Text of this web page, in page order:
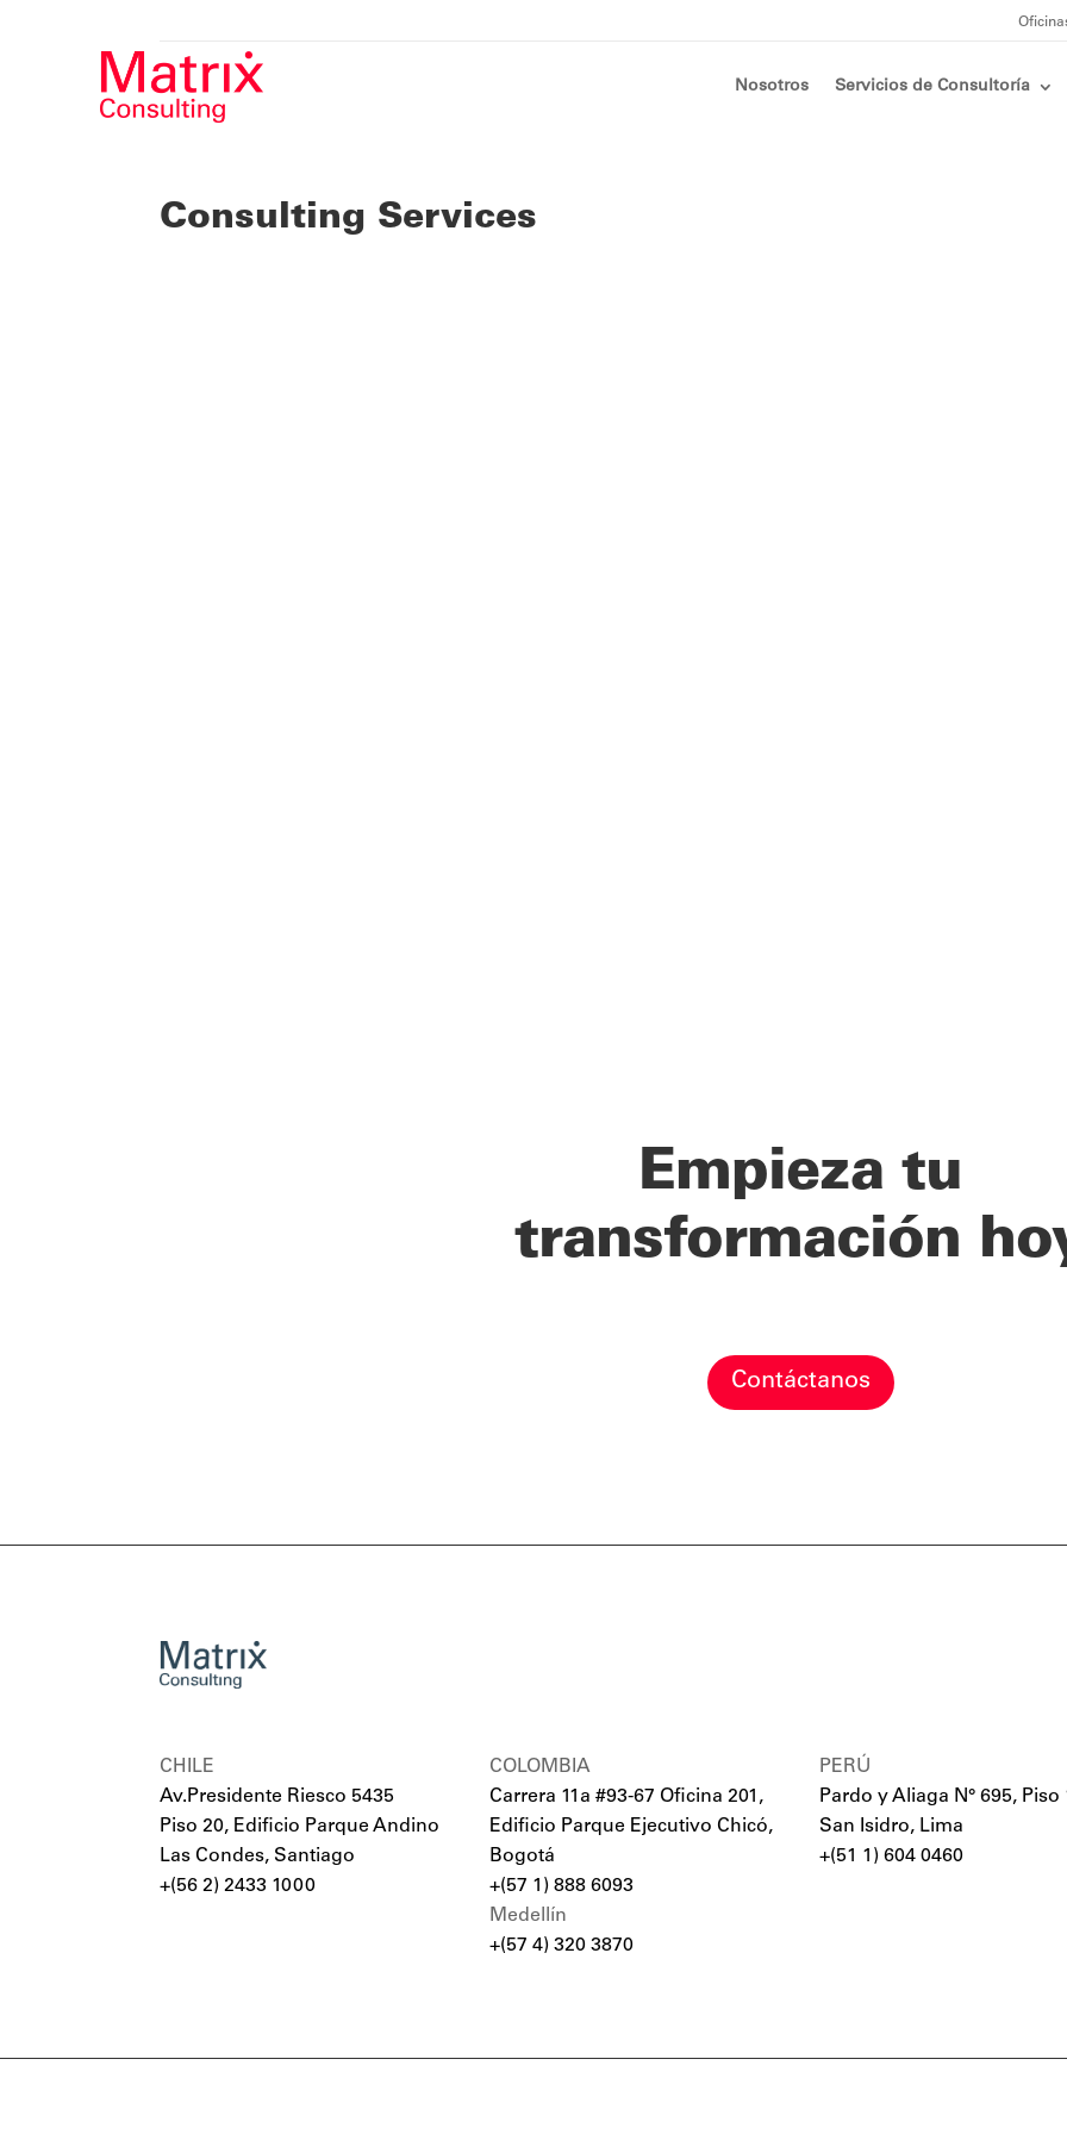
Nosotros Servicios de Consultoría
Consulting Services
Empieza tu
transformación
Contáctanos
CHILE
Av.Presidente Riesco 5435
Piso 20, Edificio Parque Andino
Las Condes, Santiago
+(56 2) 2433 1000
COLOMBIA
Carrera 11a #93-67 Oficina 201,
Edificio Parque Ejecutivo Chicó,
Bogotá
+(57 1) 888 6093
Medellín
+(57 4) 320 3870
PERÚ
Pardo y Aliaga N° 695, Piso
San Isidro, Lima
+(51 1) 604 0460